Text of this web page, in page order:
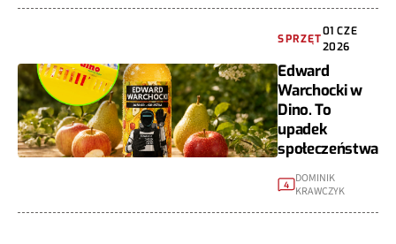
SPRZĘT
01 CZE
2026
Edward
Warchocki w
Dino. To
upadek
społeczeństwa
4
DOMINIK
KRAWCZYK